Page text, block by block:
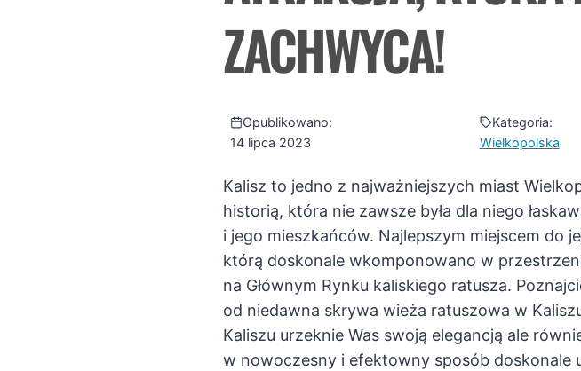
ZACHWYCA!
Opublikowano:
14 lipca 2023
Kategoria:
Wielkopolska
Kalisz to jedno z najważniejszych miast
historią, która nie zawsze była dla niego
i jego mieszkańców. Najlepszym miejscem do
którą doskonale wkomponowano w
na Głównym Rynku kaliskiego ratusza.
od niedawna skrywa wieża ratuszowa w
Kaliszu urzeknie Was swoją elegancją ale
w nowoczesny i efektowny sposób doskonale